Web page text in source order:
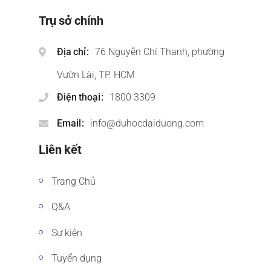
Trụ sở chính
Địa chỉ
76 Nguyễn Chí Thanh, phường
Vườn Lài, TP. HCM
Điện thoại
1800 3309
Email info@duhocdaiduong.com
Liên kết
Trang Chủ
Q&A
Sự kiện
Tuyển dụng